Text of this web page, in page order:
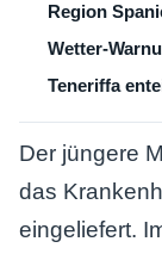
Region
Wetter-
Teneriffa
Der jüngere
das
eingeliefert.